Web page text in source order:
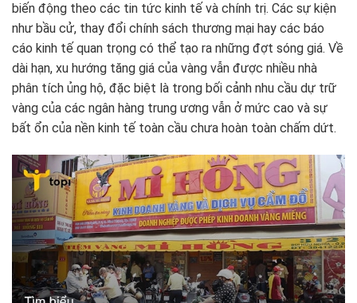
biến động theo các tin tức kinh tế và chính trị. Các sự kiện
như bầu cử, thay đổi chính sách thương mại hay các báo
cáo kinh tế quan trọng có thể tạo ra những đợt sóng giá. Về
dài hạn, xu hướng tăng giá của vàng vẫn được nhiều nhà
phân tích ủng hộ, đặc biệt là trong bối cảnh nhu cầu dự trữ
vàng của các ngân hàng trung ương vẫn ở mức cao và sự
bất ổn của nền kinh tế toàn cầu chưa hoàn toàn chấm dứt.